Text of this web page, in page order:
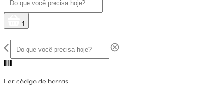
1
Ler código de barras